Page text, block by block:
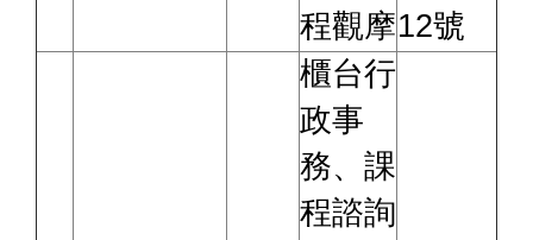
程觀摩12號
櫃台行
政事
務、課
程諮詢